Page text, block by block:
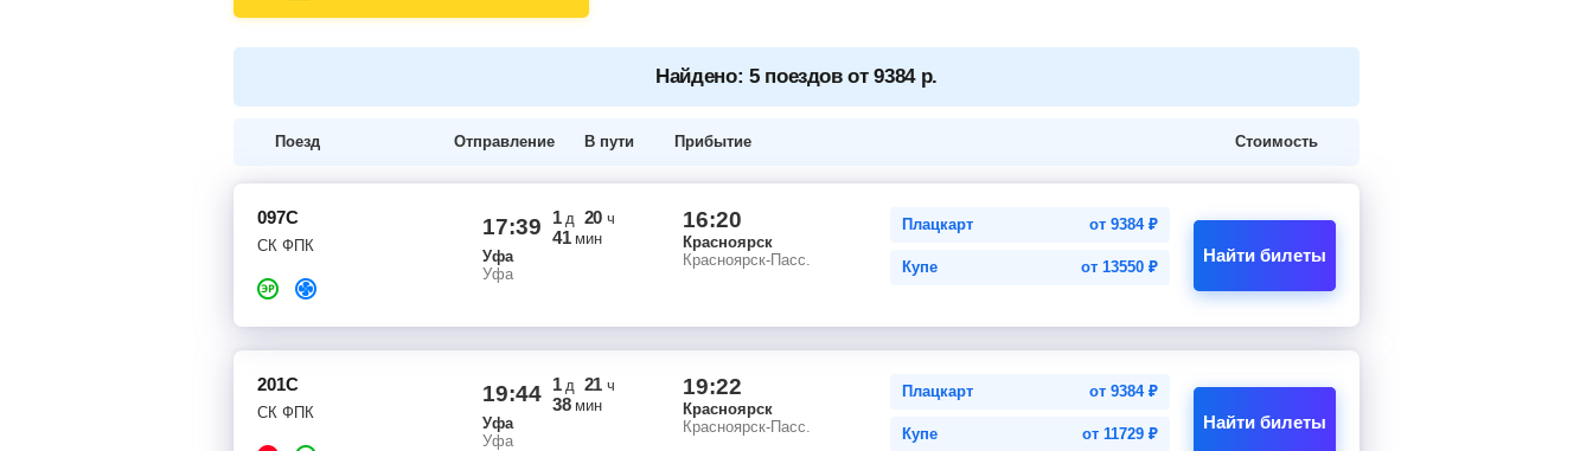
Найдено: 5 поездов от 9384 р.
Поезд Отправление В пути Прибытие Стоимость
097С
СК ФПК
17:39 1д 20 ч
41мин
Уфа
Уфа
16:20
Красноярск
Красноярск-Пасс.
Плацкарт от 9384₽
Купе от 13550 ₽
Найти билеты
201С
СК ФПК
19:44 1д 21 ч
38мин
Уфа
Уфа
19:22
Красноярск
Красноярск-Пасс.
Плацкарт от 9384₽
Купе от 11729 ₽
Найти билеты